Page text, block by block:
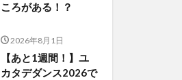
ころがある！？
2026年8月1日
【あと1週間！】ユ
カタデダンス2026で